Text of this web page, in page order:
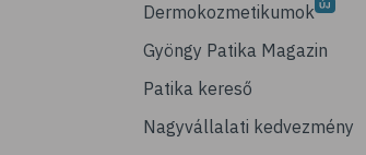
Dermokozmetikumok
Gyöngy Patika Magazin
Patika kereső
Nagyvállalati kedvezmény